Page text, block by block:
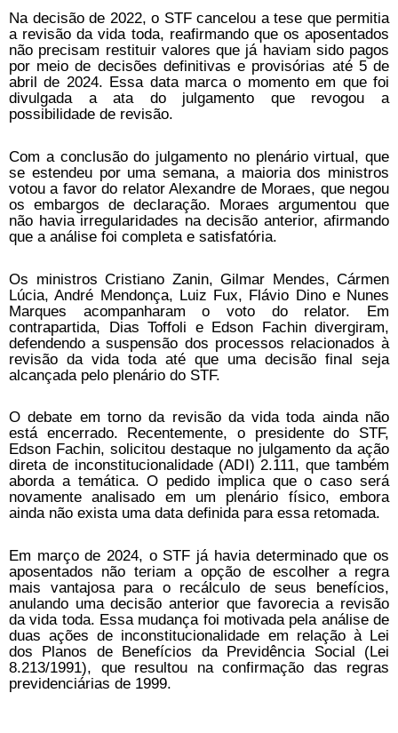
Na decisão de 2022, o STF cancelou a tese que permitia
a revisão da vida toda, reafirmando que os aposentados
não precisam restituir valores que já haviam sido pagos
por meio de decisões definitivas e provisórias até 5 de
abril de 2024. Essa data marca o momento em que foi
divulgada a ata do julgamento que revogou a
possibilidade de revisão.
Com a conclusão do julgamento no plenário virtual, que
se estendeu por uma semana, a maioria dos ministros
votou a favor do relator Alexandre de Moraes, que negou
os embargos de declaração. Moraes argumentou que
não havia irregularidades na decisão anterior, afirmando
que a análise foi completa e satisfatória.
Os ministros Cristiano Zanin, Gilmar Mendes, Cármen
Lúcia, André Mendonça, Luiz Fux, Flávio Dino e Nunes
Marques acompanharam o voto do relator. Em
contrapartida, Dias Toffoli e Edson Fachin divergiram,
defendendo a suspensão dos processos relacionados à
revisão da vida toda até que uma decisão final seja
alcançada pelo plenário do STF.
O debate em torno da revisão da vida toda ainda não
está encerrado. Recentemente, o presidente do STF,
Edson Fachin, solicitou destaque no julgamento da ação
direta de inconstitucionalidade (ADI) 2.111, que também
aborda a temática. O pedido implica que o caso será
novamente analisado em um plenário físico, embora
ainda não exista uma data definida para essa retomada.
Em março de 2024, o STF já havia determinado que os
aposentados não teriam a opção de escolher a regra
mais vantajosa para o recálculo de seus benefícios,
anulando uma decisão anterior que favorecia a revisão
da vida toda. Essa mudança foi motivada pela análise de
duas ações de inconstitucionalidade em relação à Lei
dos Planos de Benefícios da Previdência Social (Lei
8.213/1991), que resultou na confirmação das regras
previdenciárias de 1999.